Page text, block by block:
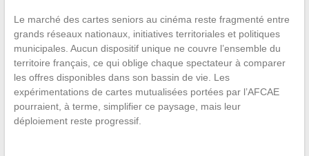
Le marché des cartes seniors au cinéma reste fragmenté entre
grands réseaux nationaux, initiatives territoriales et politiques
municipales. Aucun dispositif unique ne couvre l’ensemble du
territoire français, ce qui oblige chaque spectateur à comparer
les offres disponibles dans son bassin de vie. Les
expérimentations de cartes mutualisées portées par l’AFCAE
pourraient, à terme, simplifier ce paysage, mais leur
déploiement reste progressif.